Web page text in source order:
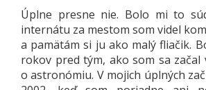
Úplne presne nie. Bolo mi to
internátu za mestom som videl
a pamätám si ju ako malý fliačik.
rokov pred tým, ako som sa začal
o astronómiu. V mojich úplných